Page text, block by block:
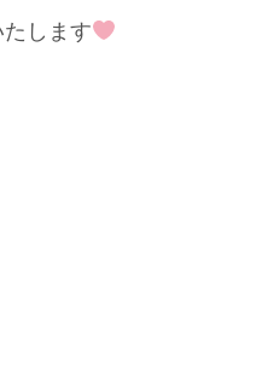
します